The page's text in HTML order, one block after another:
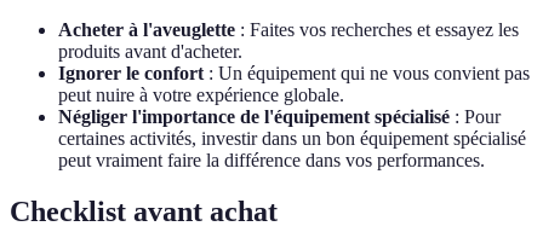
Acheter à l'aveuglette : Faites vos recherches et essayez les
produits avant d'acheter.
Ignorer le confort : Un équipement qui ne vous convient pas
peut nuire à votre expérience globale.
Négliger l'importance de l'équipement spécialisé : Pour
certaines activités, investir dans un bon équipement spécialisé
peut vraiment faire la différence dans vos performances.
Checklist avant achat